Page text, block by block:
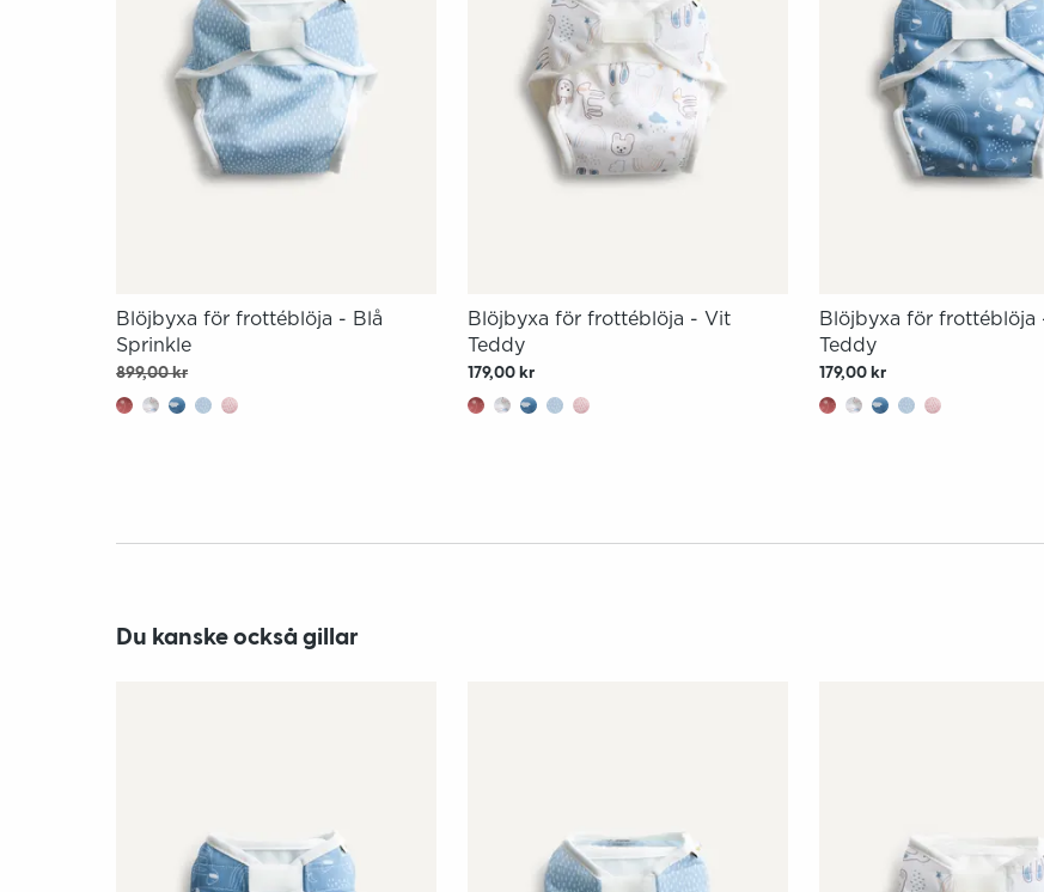
Blöjbyxa för frottéblöja - Blå
Sprinkle
899,00 kr
Blöjbyxa för frottéblöja - Vit
Teddy
179,00 kr
Blöjbyxa för frottéblöja
Teddy
179,00 kr
Du kanske också gillar